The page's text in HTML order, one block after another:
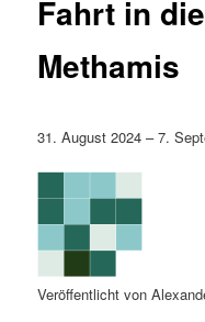
Fahrt in
Methamis
Fahrt
Provence
nach
Methamis
31. August 2024 –7.
Veröffentlicht von